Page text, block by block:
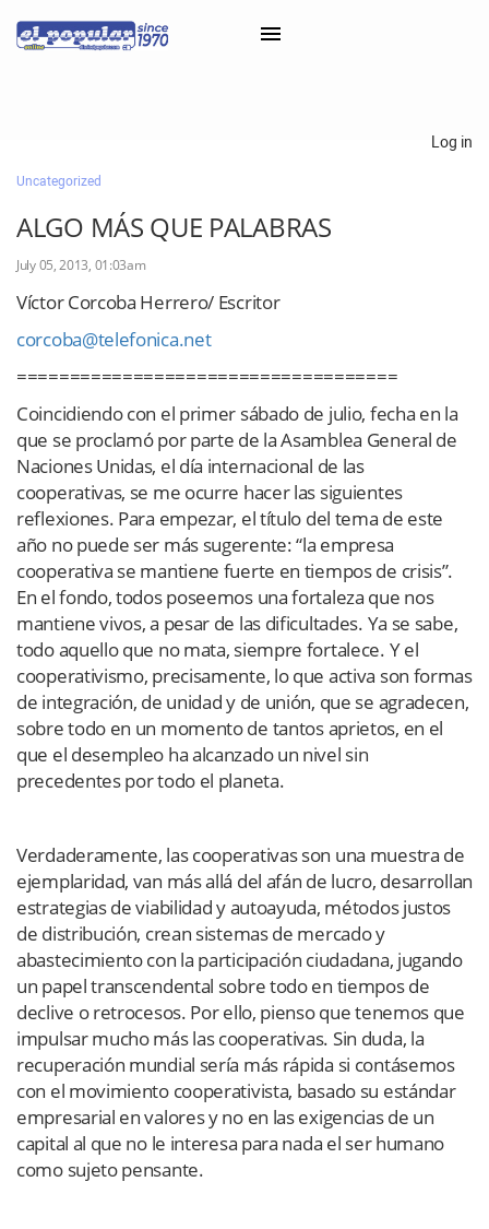
Classifieds
Categorías
Iniciar sesión con Clascal
Log in
Uncategorized
ALGO MÁS QUE PALABRAS
July 05, 2013, 01:03am
Víctor Corcoba Herrero/ Escritor
corcoba@telefonica.net
====================================
Coincidiendo con el primer sábado de julio, fecha en la
que se proclamó por parte de la Asamblea General de
Naciones Unidas, el día internacional de las
cooperativas, se me ocurre hacer las siguientes
reflexiones. Para empezar, el título del tema de este
año no puede ser más sugerente: “la empresa
cooperativa se mantiene fuerte en tiempos de crisis”.
En el fondo, todos poseemos una fortaleza que nos
mantiene vivos, a pesar de las dificultades. Ya se sabe,
todo aquello que no mata, siempre fortalece. Y el
cooperativismo, precisamente, lo que activa son formas
de integración, de unidad y de unión, que se agradecen,
sobre todo en un momento de tantos aprietos, en el
que el desempleo ha alcanzado un nivel sin
precedentes por todo el planeta.
Verdaderamente, las cooperativas son una muestra de
ejemplaridad, van más allá del afán de lucro, desarrollan
estrategias de viabilidad y autoayuda, métodos justos
de distribución, crean sistemas de mercado y
abastecimiento con la participación ciudadana, jugando
un papel transcendental sobre todo en tiempos de
declive o retrocesos. Por ello, pienso que tenemos que
impulsar mucho más las cooperativas. Sin duda, la
recuperación mundial sería más rápida si contásemos
con el movimiento cooperativista, basado su estándar
empresarial en valores y no en las exigencias de un
capital al que no le interesa para nada el ser humano
como sujeto pensante.